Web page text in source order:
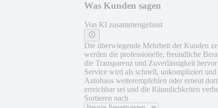
Was Kunden sagen
Von KI zusammengefasst
Die überwiegende Mehrheit der Kunden
werden die professionelle, freundliche
die Transparenz und Zuverlässigkeit
Service wird als schnell, unkompliziert
Autohaus weiterempfehlen oder erneut
erreichbar sei und die Räumlichkeiten
Sortieren nach